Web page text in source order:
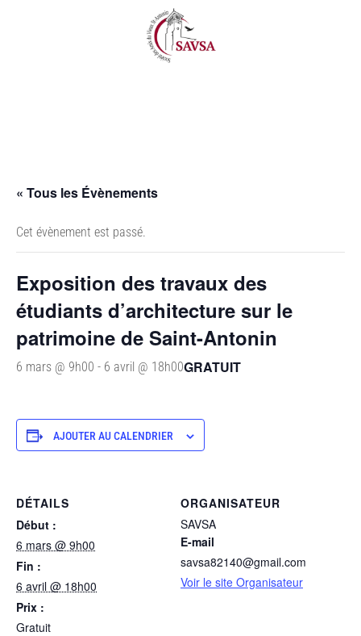
« Tous les Évènements
Cet évènement est passé.
Exposition des travaux des
étudiants d’architecture sur le
patrimoine de Saint-Antonin
6 mars @ 9h00 - 6 avril @ 18h00GRATUIT
AJOUTER AU CALENDRIER
DÉTAILS
Début :
6 mars @ 9h00
Fin :
6 avril @ 18h00
Prix :
Gratuit
ORGANISATEUR
SAVSA
E-mail
savsa82140@gmail.com
Voir le site Organisateur